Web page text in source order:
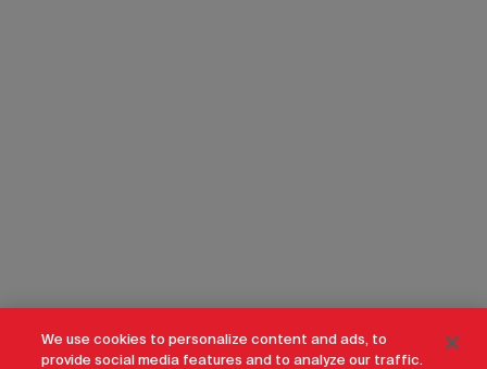
We use cookies to personalize content and ads, to
provide social media features and to analyze our traffic.